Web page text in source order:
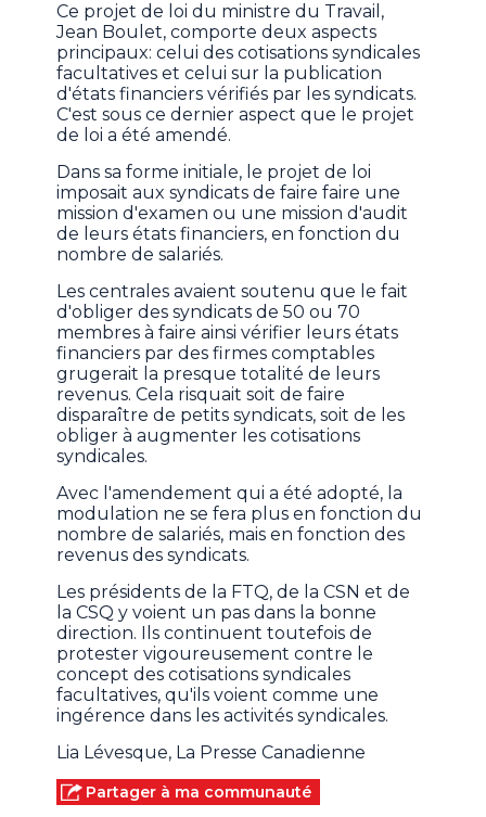
Ce projet de loi du ministre du Travail,
Jean Boulet, comporte deux aspects
principaux: celui des cotisations syndicales
facultatives et celui sur la publication
d'états financiers vérifiés par les syndicats.
C'est sous ce dernier aspect que le projet
de loi a été amendé.
Dans sa forme initiale, le projet de loi
imposait aux syndicats de faire faire une
mission d'examen ou une mission d'audit
de leurs états financiers, en fonction du
nombre de salariés.
Les centrales avaient soutenu que le fait
d'obliger des syndicats de 50 ou 70
membres à faire ainsi vérifier leurs états
financiers par des firmes comptables
grugerait la presque totalité de leurs
revenus. Cela risquait soit de faire
disparaître de petits syndicats, soit de les
obliger à augmenter les cotisations
syndicales.
Avec l'amendement qui a été adopté, la
modulation ne se fera plus en fonction du
nombre de salariés, mais en fonction des
revenus des syndicats.
Les présidents de la FTQ, de la CSN et de
la CSQ y voient un pas dans la bonne
direction. Ils continuent toutefois de
protester vigoureusement contre le
concept des cotisations syndicales
facultatives, qu'ils voient comme une
ingérence dans les activités syndicales.
Lia Lévesque, La Presse Canadienne
Partager à ma communauté